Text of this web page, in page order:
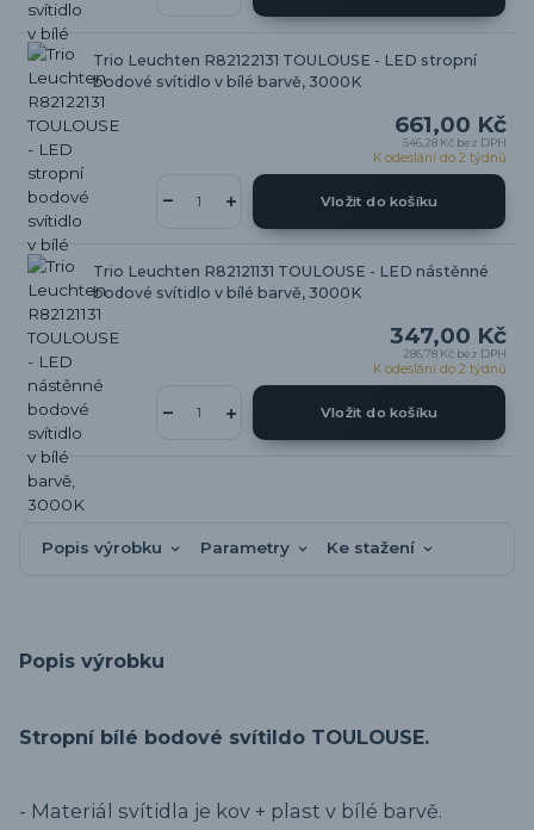
Trio Leuchten R82122131 TOULOUSE - LED stropní
bodové svítidlo v bílé barvě, 3000K
661,00 Kč
546,28 Kč bez DPH
K odeslání do 2 týdnů
Vložit do košíku
Trio Leuchten R82121131 TOULOUSE - LED nástěnné
bodové svítidlo v bílé barvě, 3000K
347,00 Kč
286,78 Kč bez DPH
K odeslání do 2 týdnů
Vložit do košíku
Popis výrobku Parametry Ke stažení
Popis výrobku
Stropní bílé bodové svítildo TOULOUSE.
- Materiál svítidla je kov + plast v bílé barvě.